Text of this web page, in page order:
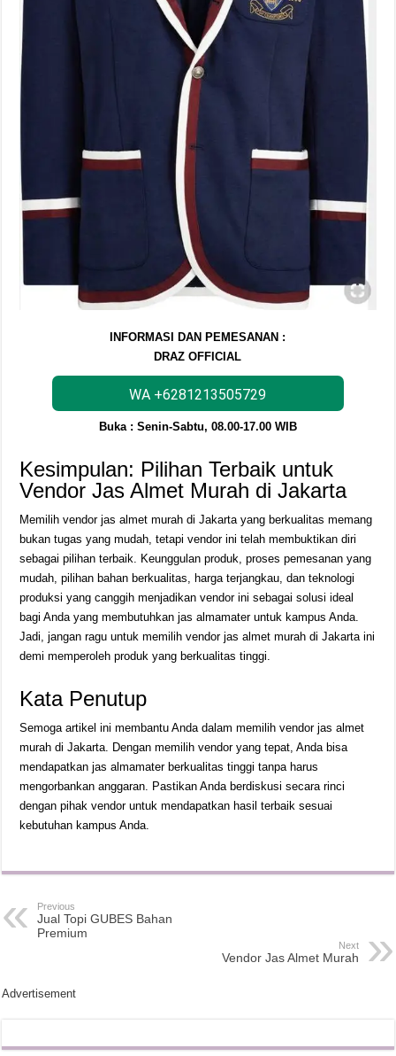
INFORMASI DAN PEMESANAN :
DRAZ OFFICIAL
WA +6281213505729
Buka : Senin-Sabtu, 08.00-17.00 WIB
Kesimpulan: Pilihan Terbaik untuk
Vendor Jas Almet Murah di Jakarta
Memilih vendor jas almet murah di Jakarta yang berkualitas memang
bukan tugas yang mudah, tetapi vendor ini telah membuktikan diri
sebagai pilihan terbaik. Keunggulan produk, proses pemesanan yang
mudah, pilihan bahan berkualitas, harga terjangkau, dan teknologi
produksi yang canggih menjadikan vendor ini sebagai solusi ideal
bagi Anda yang membutuhkan jas almamater untuk kampus Anda.
Jadi, jangan ragu untuk memilih vendor jas almet murah di Jakarta ini
demi memperoleh produk yang berkualitas tinggi.
Kata Penutup
Semoga artikel ini membantu Anda dalam memilih vendor jas almet
murah di Jakarta. Dengan memilih vendor yang tepat, Anda bisa
mendapatkan jas almamater berkualitas tinggi tanpa harus
mengorbankan anggaran. Pastikan Anda berdiskusi secara rinci
dengan pihak vendor untuk mendapatkan hasil terbaik sesuai
kebutuhan kampus Anda.
Previous
Jual Topi GUBES Bahan
Premium
Next
Vendor Jas Almet Murah
Advertisement